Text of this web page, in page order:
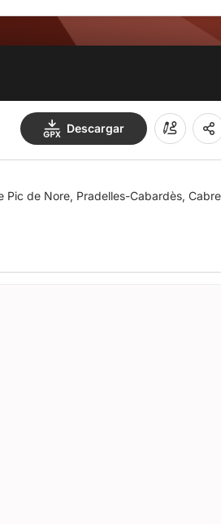
Descargar
de Nore, Pradelles-Cabardès,